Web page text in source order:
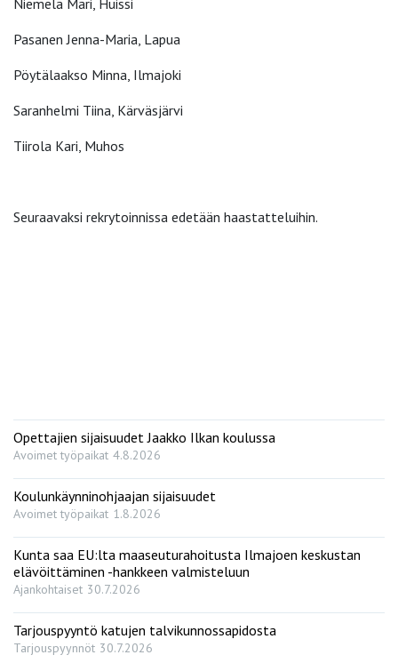
Pasanen Jenna-Maria, Lapua
Pöytälaakso Minna, Ilmajoki
Saranhelmi Tiina, Kärväsjärvi
Tiirola Kari, Muhos
Seuraavaksi rekrytoinnissa edetään haastatteluihin.
Opettajien sijaisuudet Jaakko Ilkan koulussa
Avoimet työpaikat 4.8.2026
Koulunkäynninohjaajan sijaisuudet
Avoimet työpaikat 1.8.2026
Kunta saa EU:lta maaseuturahoitusta Ilmajoen keskustan
elävöittäminen -hankkeen valmisteluun
Ajankohtaiset 30.7.2026
Tarjouspyyntö katujen talvikunnossapidosta
Tarjouspyynnöt 30.7.2026